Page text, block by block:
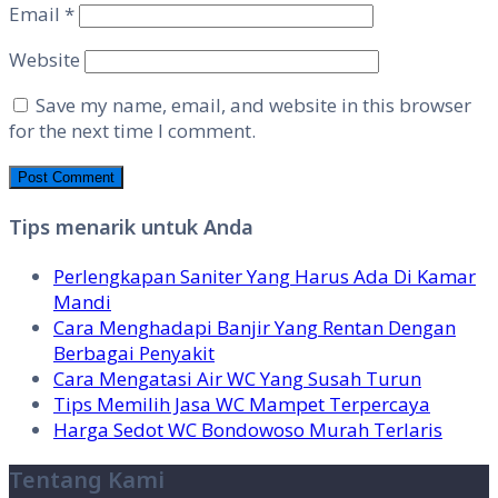
Email *
Website
Save my name, email, and website in this browser
for the next time I comment.
Tips menarik untuk Anda
Perlengkapan Saniter Yang Harus Ada Di Kamar
Mandi
Cara Menghadapi Banjir Yang Rentan Dengan
Berbagai Penyakit
Cara Mengatasi Air WC Yang Susah Turun
Tips Memilih Jasa WC Mampet Terpercaya
Harga Sedot WC Bondowoso Murah Terlaris
Tentang Kami